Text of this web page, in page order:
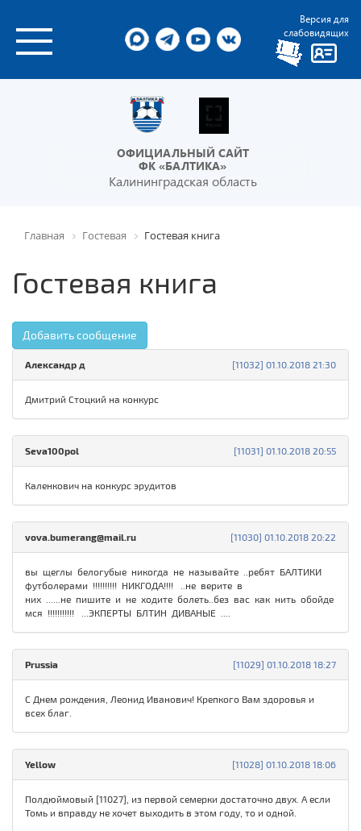
Версия для
слабовидящих
ОФИЦИАЛЬНЫЙ САЙТ
ФК «БАЛТИКА»
Калининградская область
Главная Гостевая Гостевая книга
Гостевая книга
Добавить сообщение
[11032] 01.10.2018 21:30
Александр д
Дмитрий Стоцкий на конкурс
[11031] 01.10.2018 20:55
Seva100pol
Каленкович на конкурс эрудитов
[11030] 01.10.2018 20:22
vova.bumerang@mail.ru
вы щеглы белогубые никогда не называйте ..ребят БАЛТИКИ
футболерами !!!!!!!!!! НИКГОДА!!!! ..не верите в
них ......не пишите и не ходите болеть..без вас как нить обойде
мся !!!!!!!!!!! ...ЭКПЕРТЫ БЛТИН ДИВАНЫЕ ....
[11029] 01.10.2018 18:27
Prussia
С Днем рождения, Леонид Иванович! Крепкого Вам здоровья и
всех благ.
[11028] 01.10.2018 18:06
Yellow
Полдюймовый [11027], из первой семерки достаточно двух. А если
Томь и вправду не хочет выходить в этом году, то и одной.